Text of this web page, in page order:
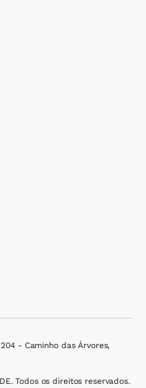
- Caminho das Árvores,
Todos os direitos reservados.